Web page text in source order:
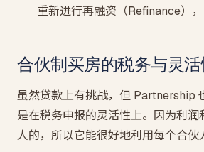
重新进行再融资（Refinance），
合伙制买房的税务与灵
虽然贷款上有挑战，但 Partnership
是在税务申报的灵活性上。因为利润
人的，所以它能很好地利用每个合伙